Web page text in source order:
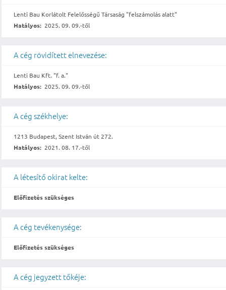
Lenti Bau Korlátolt Felelősségű Társaság "felszámolás alatt"
Hatályos: 2025. 09. 09.-től
A cég rövidített elnevezése:
Lenti Bau Kft. "f. a."
Hatályos: 2025. 09. 09.-től
A cég székhelye:
1213 Budapest, Szent István út 272.
Hatályos: 2021. 08. 17.-től
A létesítő okirat kelte:
Előfizetés szükséges
A cég tevékenysége:
Előfizetés szükséges
A cég jegyzett tőkéje: